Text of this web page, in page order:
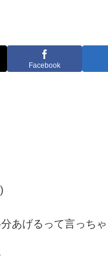
Facebook
あげるって言っち